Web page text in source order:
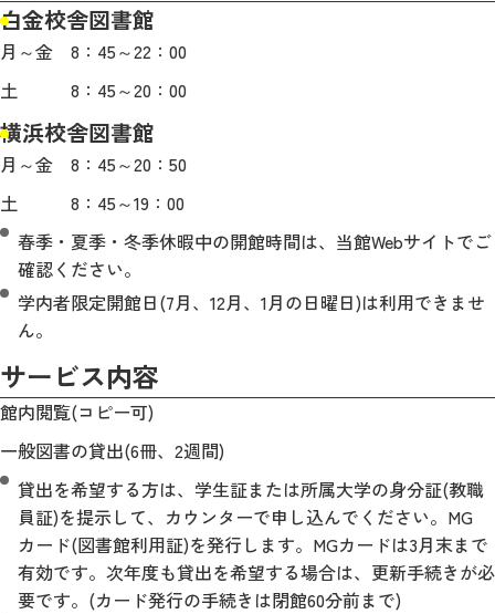
白金校舎図書館
月～金 8：45～22：00
土 8：45～20：00
横浜校舎図書館
月～金 8：45～20：50
土 8：45～19：00
春季・夏季・冬季休暇中の開館時間は、当館Webサイトでご
確認ください。
学内者限定開館日(7月、12月、1月の日曜日)は利用できませ
ん。
サービス内容
館内閲覧(コピー可)
一般図書の貸出(6冊、2週間)
貸出を希望する方は、学生証または所属大学の身分証(教職
員証)を提示して、カウンターで申し込んでください。MG
カード(図書館利用証)を発行します。MGカードは3月末まで
有効です。次年度も貸出を希望する場合は、更新手続きが必
要です。(カード発行の手続きは閉館60分前まで)